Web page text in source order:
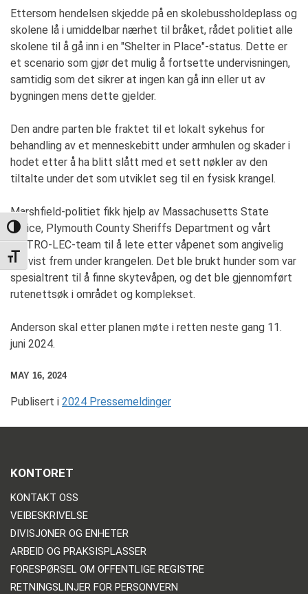
TOGGLE HIGH CONTRAST
TOGGLE FONT SIZE
Ettersom hendelsen skjedde på en skolebussholdeplass og
skolene lå i umiddelbar nærhet til bråket, rådet politiet alle
skolene til å gå inn i en "Shelter in Place"-status. Dette er
et scenario som gjør det mulig å fortsette undervisningen,
samtidig som det sikrer at ingen kan gå inn eller ut av
bygningen mens dette gjelder.
Den andre parten ble fraktet til et lokalt sykehus for
behandling av et menneskebitt under armhulen og skader i
hodet etter å ha blitt slått med et sett nøkler av den
tiltalte under det som utviklet seg til en fysisk krangel.
Marshfield-politiet fikk hjelp av Massachusetts State
Police, Plymouth County Sheriffs Department og vårt
METRO-LEC-team til å lete etter våpenet som angivelig
ble vist frem under krangelen. Det ble brukt hunder som var
spesialtrent til å finne skytevåpen, og det ble gjennomført
rutenettsøk i området og komplekset.
Anderson skal etter planen møte i retten neste gang 11.
juni 2024.
MAY 16, 2024
Publisert i 2024 Pressemeldinger
KONTORET
KONTAKT OSS
VEIBESKRIVELSE
DIVISJONER OG ENHETER
ARBEID OG PRAKSISPLASSER
FORESPØRSEL OM OFFENTLIGE REGISTRE
RETNINGSLINJER FOR PERSONVERN